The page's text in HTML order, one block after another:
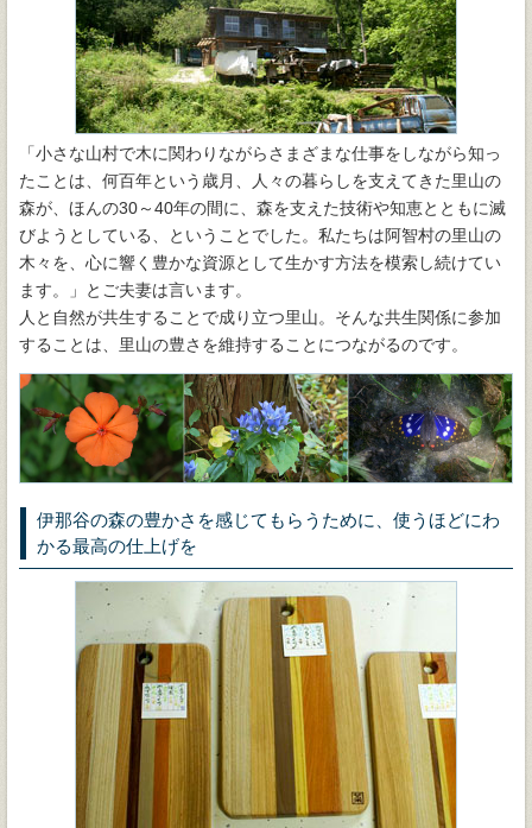
「小さな山村で木に関わりながらさまざまな仕事をしながら知っ
たことは、何百年という歳月、人々の暮らしを支えてきた里山の
森が、ほんの30～40年の間に、森を支えた技術や知恵とともに滅
びようとしている、ということでした。私たちは阿智村の里山の
木々を、心に響く豊かな資源として生かす方法を模索し続けてい
ます。」とご夫妻は言います。
人と自然が共生することで成り立つ里山。そんな共生関係に参加
することは、里山の豊さを維持することにつながるのです。
伊那谷の森の豊かさを感じてもらうために、使うほどにわ
かる最高の仕上げを